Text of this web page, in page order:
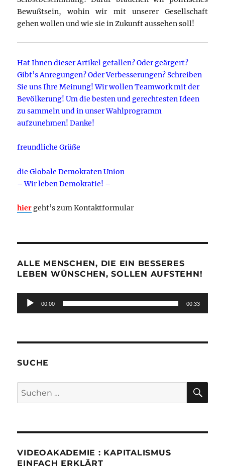
Bewußtsein, wohin wir mit unserer Gesellschaft
gehen wollen und wie sie in Zukunft aussehen soll!
Hat Ihnen dieser Artikel gefallen? Oder geärgert?
Gibt’s Anregungen? Oder Verbesserungen? Schreiben
Sie uns Ihre Meinung! Wir wollen Teamwork mit der
Bevölkerung! Um die besten und gerechtesten Ideen
zu sammeln und in unser Wahlprogramm
aufzunehmen! Danke!
freundliche Grüße
die Globale Demokraten Union
– Wir leben Demokratie! –
hiergeht’s zum Kontaktformular
ALLE MENSCHEN, DIE EIN BESSERES
LEBEN WÜNSCHEN, SOLLEN AUFSTEHN!
Audio-
Player
00:00 00:33
SUCHE
Suchen
nach:
VIDEOAKADEMIE : KAPITALISMUS
EINFACH ERKLÄRT